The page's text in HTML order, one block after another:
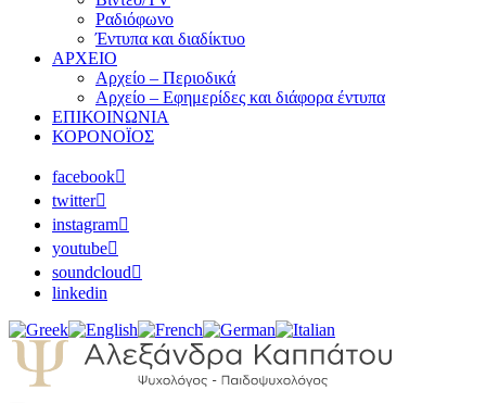
Ραδιόφωνο
Έντυπα και διαδίκτυο
ΑΡΧΕΙΟ
Αρχείο – Περιοδικά
Αρχείο – Εφημερίδες και διάφορα έντυπα
ΕΠΙΚΟΙΝΩΝΙΑ
ΚΟΡΟΝΟΪΟΣ
facebook
twitter
instagram
youtube
soundcloud
linkedin